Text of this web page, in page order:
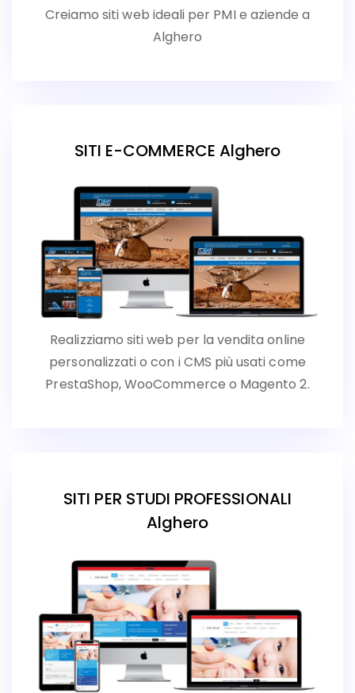
Creiamo siti web ideali per PMI e aziende a
Alghero
SITI E-COMMERCE Alghero
Realizziamo siti web per la vendita online
personalizzati o con i CMS più usati come
PrestaShop, WooCommerce o Magento 2.
SITI PER STUDI PROFESSIONALI
Alghero